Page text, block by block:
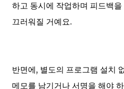
하고 동시에 작업하며 피드백
끄러워질 거예요.
반면에, 별도의 프로그램 설치
메모를 남기거나 서명을 해야